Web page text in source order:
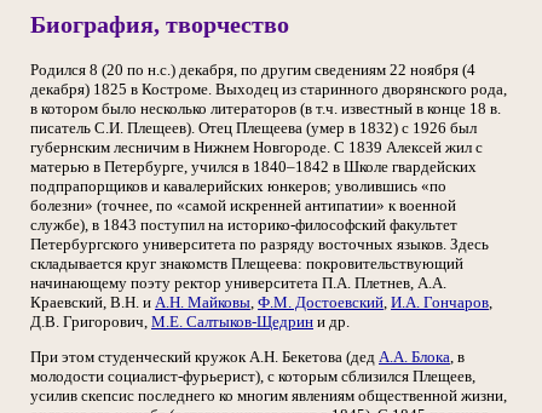
Биография, творчество
Родился 8 (20 по н.с.) декабря, по другим сведениям 22 ноября (4
декабря) 1825 в Костроме. Выходец из старинного дворянского рода,
в котором было несколько литераторов (в т.ч. известный в конце 18 в.
писатель С.И. Плещеев). Отец Плещеева (умер в 1832) с 1926 был
губернским лесничим в Нижнем Новгороде. С 1839 Алексей жил с
матерью в Петербурге, учился в 1840–1842 в Школе гвардейских
подпрапорщиков и кавалерийских юнкеров; уволившись «по
болезни» (точнее, по «самой искренней антипатии» к военной
службе), в 1843 поступил на историко-философский факультет
Петербургского университета по разряду восточных языков. Здесь
складывается круг знакомств Плещеева: покровительствующий
начинающему поэту ректор университета П.А. Плетнев, А.А.
Краевский, В.Н. и А.Н. Майковы, Ф.М. Достоевский, И.А. Гончаров,
Д.В. Григорович, М.Е. Салтыков-Щедрин и др.
При этом студенческий кружок А.Н. Бекетова (дед А.А. Блока, в
молодости социалист-фурьерист), с которым сблизился Плещеев,
усилив скепсис последнего ко многим явлениям общественной жизни,